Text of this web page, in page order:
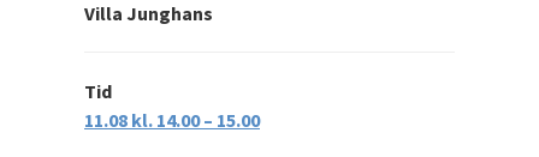
Villa Junghans
Tid
11.08 kl. 14.00 – 15.00